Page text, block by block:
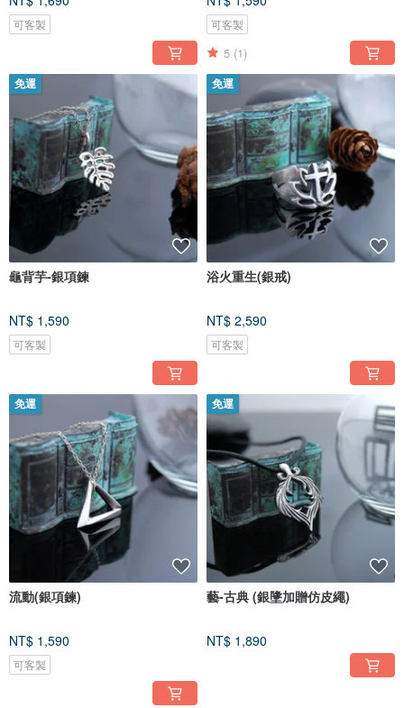
可客製 可客製
5 (1)
免運
龜背芋-銀項鍊
NT$ 1,590
可客製
免運
浴火重生(銀戒)
NT$ 2,590
可客製
免運
流動(銀項鍊)
NT$ 1,590
可客製
免運
藝-古典 (銀墬加贈仿皮繩)
NT$ 1,890